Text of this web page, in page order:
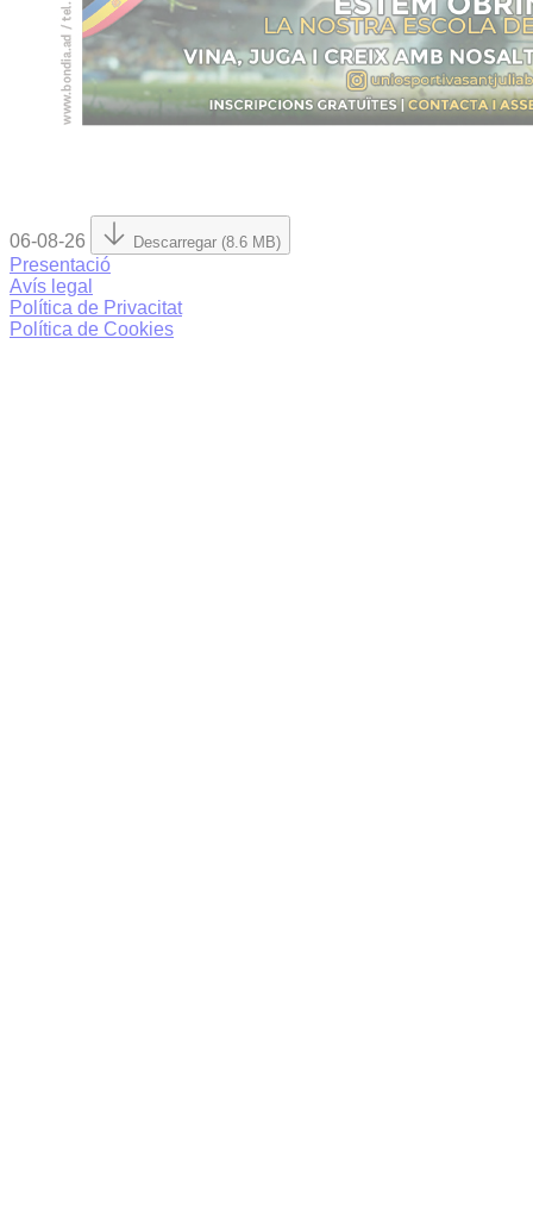
06-08-26 Descarregar (8.6 MB)
Presentació
Avís legal
Política de Privacitat
Política de Cookies